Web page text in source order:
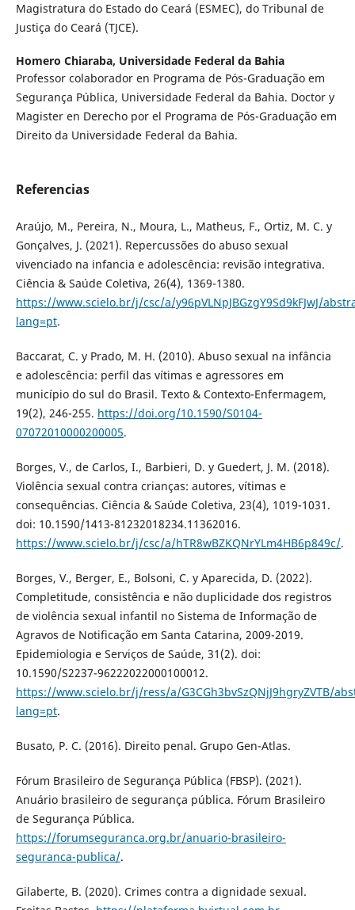
Magistratura do Estado do Ceará (ESMEC), do Tribunal de
Justiça do Ceará (TJCE).
Homero Chiaraba, Universidade Federal da Bahia
Professor colaborador en Programa de Pós-Graduação em
Segurança Pública, Universidade Federal da Bahia. Doctor y
Magister en Derecho por el Programa de Pós-Graduação em
Direito da Universidade Federal da Bahia.
Referencias
Araújo, M., Pereira, N., Moura, L., Matheus, F., Ortiz, M. C. y
Gonçalves, J. (2021). Repercussões do abuso sexual
vivenciado na infancia e adolescência: revisão integrativa.
Ciência & Saúde Coletiva, 26(4), 1369-1380.
https://www.scielo.br/j/csc/a/y96pVLNpJBGzgY9Sd9kFJwJ/
lang=pt.
Baccarat, C. y Prado, M. H. (2010). Abuso sexual na infância
e adolescência: perfil das vítimas e agressores em
município do sul do Brasil. Texto & Contexto-Enfermagem,
19(2), 246-255. https://doi.org/10.1590/S0104-
07072010000200005.
Borges, V., de Carlos, I., Barbieri, D. y Guedert, J. M. (2018).
Violência sexual contra crianças: autores, vítimas e
consequências. Ciência & Saúde Coletiva, 23(4), 1019-1031.
doi: 10.1590/1413-81232018234.11362016.
https://www.scielo.br/j/csc/a/hTR8wBZKQNrYLm4HB6p849c/.
Borges, V., Berger, E., Bolsoni, C. y Aparecida, D. (2022).
Completitude, consistência e não duplicidade dos registros
de violência sexual infantil no Sistema de Informação de
Agravos de Notificação em Santa Catarina, 2009-2019.
Epidemiologia e Serviços de Saúde, 31(2). doi:
10.1590/S2237-96222022000100012.
https://www.scielo.br/j/ress/a/G3CGh3bvSzQNjJ9hgryZVTB/
lang=pt.
Busato, P. C. (2016). Direito penal. Grupo Gen-Atlas.
Fórum Brasileiro de Segurança Pública (FBSP). (2021).
Anuário brasileiro de segurança pública. Fórum Brasileiro
de Segurança Pública.
https://forumseguranca.org.br/anuario-brasileiro-
seguranca-publica/.
Gilaberte, B. (2020). Crimes contra a dignidade sexual.